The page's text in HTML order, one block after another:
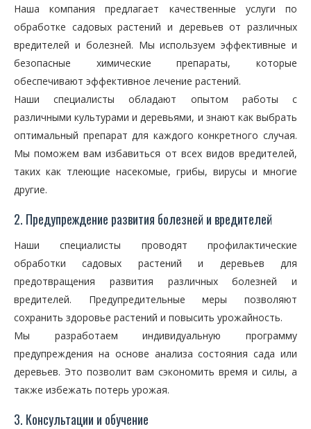
Наша компания предлагает качественные услуги по
обработке садовых растений и деревьев от различных
вредителей и болезней. Мы используем эффективные и
безопасные химические препараты, которые
обеспечивают эффективное лечение растений.
Наши специалисты обладают опытом работы с
различными культурами и деревьями, и знают как выбрать
оптимальный препарат для каждого конкретного случая.
Мы поможем вам избавиться от всех видов вредителей,
таких как тлеющие насекомые, грибы, вирусы и многие
другие.
2. Предупреждение развития болезней и вредителей
Наши специалисты проводят профилактические
обработки садовых растений и деревьев для
предотвращения развития различных болезней и
вредителей. Предупредительные меры позволяют
сохранить здоровье растений и повысить урожайность.
Мы разработаем индивидуальную программу
предупреждения на основе анализа состояния сада или
деревьев. Это позволит вам сэкономить время и силы, а
также избежать потерь урожая.
3. Консультации и обучение